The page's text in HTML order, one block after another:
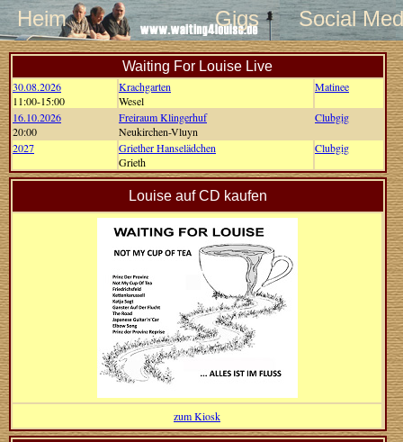
Heim Gigs Social
Waiting For Louise Live
30.08.2026
11:00-15:00
Krachgarten
Wesel
Matinee
16.10.2026
20:00
Freiraum Klingerhuf
Neukirchen-Vluyn
Clubgig
2027
Griether Hanselädchen
Grieth
Clubgig
Louise auf CD kaufen
zum Kiosk